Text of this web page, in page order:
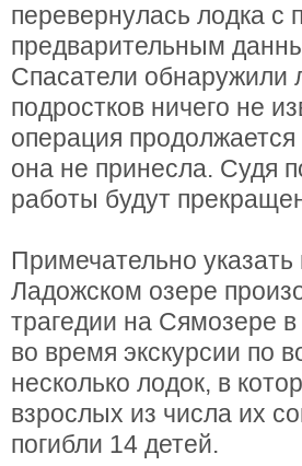
перевернулась лодка с
предварительным
Спасатели обнаружили
подростков ничего не
операция
она не принесла. Судя
работы будут
Примечательно
Ладожском озере
трагедии на Сямозере
во время экскурсии по
несколько лодок, в
взрослых из числа их
погибли 14 детей.